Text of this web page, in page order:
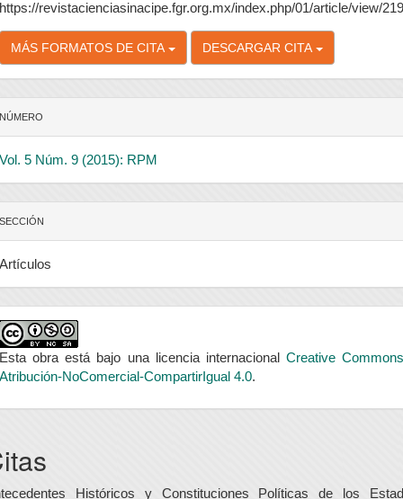
https://revistacienciasinacipe.fgr.org.mx/index.php/01/article/view/219
MÁS FORMATOS DE CITA DESCARGAR CITA
NÚMERO
Vol. 5 Núm. 9 (2015): RPM
SECCIÓN
Artículos
Esta obra está bajo una licencia internacional Creative Commons
Atribución-NoComercial-CompartirIgual 4.0.
Históricos y Constituciones Políticas de los